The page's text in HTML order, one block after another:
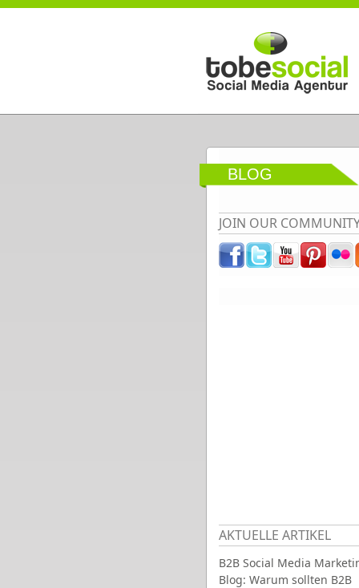
Direkt zum Inhalt
BLOG
JOIN OUR
AKTUELLE ARTIKEL
B2B Social Media
Blog: Warum sollten B2B